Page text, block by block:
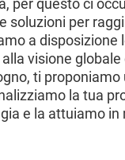
per questo ci
soluzioni per
a disposizione
visione
ti proponiamo
la tua
e la attuiamo in